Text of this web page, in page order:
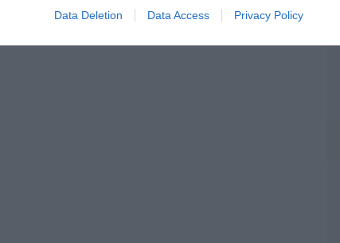
Data Deletion Data Access Privacy Policy